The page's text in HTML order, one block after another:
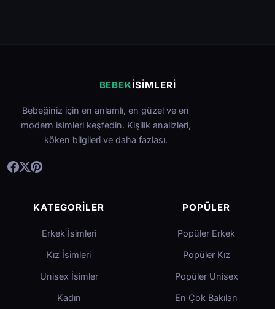
BEBEKİSIMLERI
Bebeğiniz için en anlamlı, en güzel ve en
modern isimleri keşfedin. Kişilik analizleri,
köken bilgileri ve daha fazlası.
KATEGORILER
Erkek İsimleri
Kız İsimleri
Unisex İsimler
Kadın
POPÜLER
Popüler Erkek
Popüler Kız
Popüler Unisex
En Çok Bakılan